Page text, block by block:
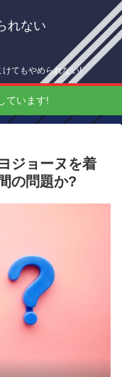
れない
てもやめられない!
ています!
ジョーヌを着
の問題か?